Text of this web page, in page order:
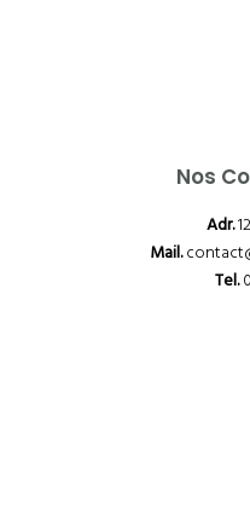
Nos
Adr.
Mail.
Tel.